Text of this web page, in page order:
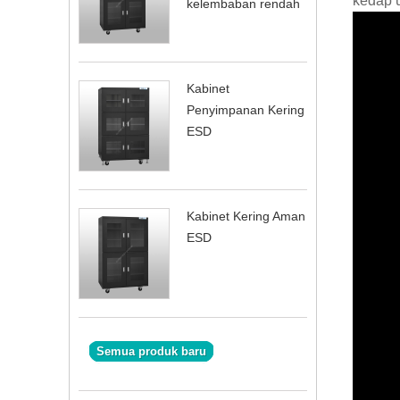
kelembaban rendah
Kabinet
Penyimpanan Kering
ESD
Kabinet Kering Aman
ESD
Semua produk baru